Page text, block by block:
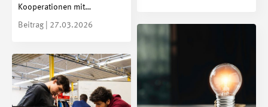
Kooperationen mit…
Beitrag | 27.03.2026